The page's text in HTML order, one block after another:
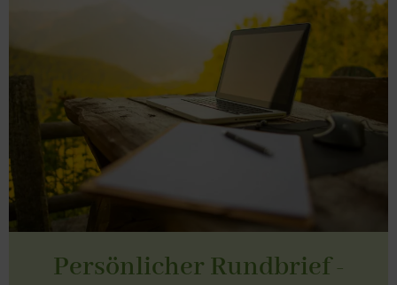
Persönlicher Rundbrief -